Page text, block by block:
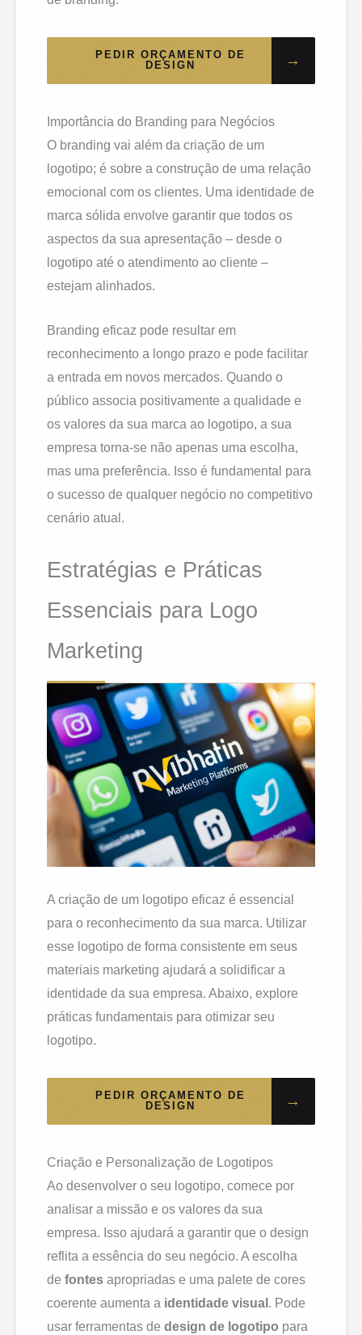
PEDIR ORÇAMENTO DE
DESIGN
→
Importância do Branding para Negócios
O branding vai além da criação de um
logotipo; é sobre a construção de uma relação
emocional com os clientes. Uma identidade de
marca sólida envolve garantir que todos os
aspectos da sua apresentação – desde o
logotipo até o atendimento ao cliente –
estejam alinhados.
Branding eficaz pode resultar em
reconhecimento a longo prazo e pode facilitar
a entrada em novos mercados. Quando o
público associa positivamente a qualidade e
os valores da sua marca ao logotipo, a sua
empresa torna-se não apenas uma escolha,
mas uma preferência. Isso é fundamental para
o sucesso de qualquer negócio no competitivo
cenário atual.
Estratégias e Práticas
Essenciais para Logo
Marketing
A criação de um logotipo eficaz é essencial
para o reconhecimento da sua marca. Utilizar
esse logotipo de forma consistente em seus
materiais marketing ajudará a solidificar a
identidade da sua empresa. Abaixo, explore
práticas fundamentais para otimizar seu
logotipo.
PEDIR ORÇAMENTO DE
DESIGN
→
Criação e Personalização de Logotipos
Ao desenvolver o seu logotipo, comece por
analisar a missão e os valores da sua
empresa. Isso ajudará a garantir que o design
reflita a essência do seu negócio. A escolha
defontes apropriadas e uma palete de cores
coerente aumenta a identidade visual . Pode
usar ferramentas dedesign de logotipo para